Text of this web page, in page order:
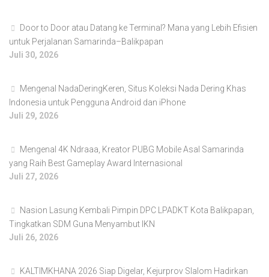
Door to Door atau Datang ke Terminal? Mana yang Lebih Efisien
untuk Perjalanan Samarinda–Balikpapan
Juli 30, 2026
Mengenal NadaDeringKeren, Situs Koleksi Nada Dering Khas
Indonesia untuk Pengguna Android dan iPhone
Juli 29, 2026
Mengenal 4K Ndraaa, Kreator PUBG Mobile Asal Samarinda
yang Raih Best Gameplay Award Internasional
Juli 27, 2026
Nasion Lasung Kembali Pimpin DPC LPADKT Kota Balikpapan,
Tingkatkan SDM Guna Menyambut IKN
Juli 26, 2026
KALTIMKHANA 2026 Siap Digelar, Kejurprov Slalom Hadirkan